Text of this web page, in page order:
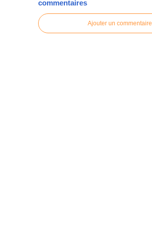
commentaires
Ajouter un commentaire